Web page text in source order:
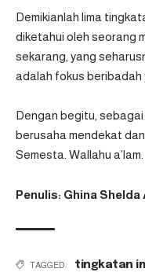
Demikianlah lima
diketahui oleh seorang
sekarang, yang
adalah fokus beribadah
Dengan begitu,
berusaha mendekat
Semesta. Wallahu a’lam.
Penulis: Ghina Shelda
TAGGED: tingkatan